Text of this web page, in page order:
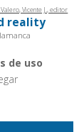
Vicente J., editor
reality
de uso